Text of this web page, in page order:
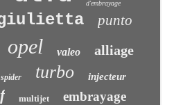
d'embrayage
punto
opel valeo alliage
spider turbo injecteur
multijet embrayage